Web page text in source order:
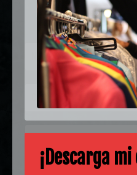
Estamos aquí para
dentro del mundo
¡Descarga